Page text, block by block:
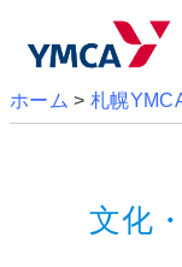
ホーム > 札幌
文化